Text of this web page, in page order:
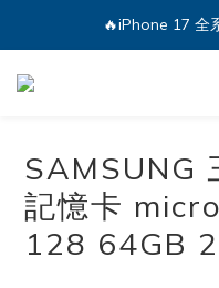
🔥iPhone 17 全
💕加入Q哥
🔥iPhone 17
SAMSUNG
記憶卡
128 64GB